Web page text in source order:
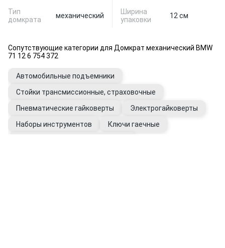
Тип
домкрата
механический
Ширина
упаковки
12 см
Сопутствующие категории для Домкрат механический BMW
71 12 6 754 372
Автомобильные подъемники
Стойки трансмиссионные, страховочные
Пневматические гайковерты
Электрогайковерты
Наборы инструментов
Ключи гаечные